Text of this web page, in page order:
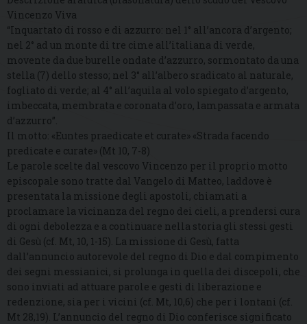
Vincenzo Viva
“Inquartato di rosso e di azzurro: nel 1° all’ancora d’argento;
nel 2° ad un monte di tre cime all’italiana di verde,
movente da due burelle ondate d’azzurro, sormontato da una
stella (7) dello stesso; nel 3° all’albero sradicato al naturale,
fogliato di verde; al 4° all’aquila al volo spiegato d’argento,
imbeccata, membrata e coronata d’oro, lampassata e armata
d’azzurro”.
Il motto: «Euntes praedicate et curate» «Strada facendo
predicate e curate» (Mt 10, 7-8)
Le parole scelte dal vescovo Vincenzo per il proprio motto
episcopale sono tratte dal Vangelo di Matteo, laddove è
presentata la missione degli apostoli, chiamati a
proclamare la vicinanza del regno dei cieli, a prendersi cura
di ogni debolezza e a continuare nella storia gli stessi gesti
di Gesù (cf. Mt, 10, 1-15). La missione di Gesù, fatta
dall’annuncio autorevole del regno di Dio e dal compimento
dei segni messianici, si prolunga in quella dei discepoli, che
sono inviati ad attuare parole e gesti di liberazione e
redenzione, sia per i vicini (cf. Mt, 10,6) che per i lontani (cf.
Mt 28,19). L’annuncio del regno di Dio conferisce significato